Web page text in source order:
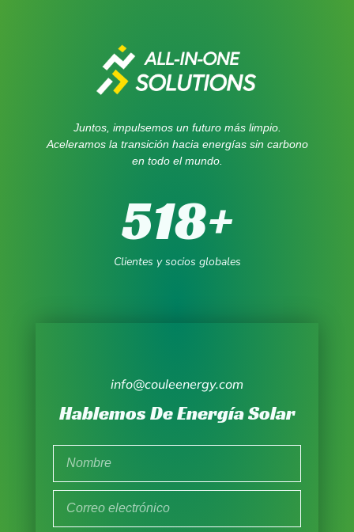
Juntos, impulsemos un futuro más limpio.
Aceleramos la transición hacia energías sin carbono
en todo el mundo.
Clientes y socios globales
518+
info@couleenergy.com
Hablemos De Energía Solar